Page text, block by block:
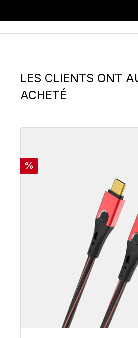
Ignorer la galerie de produits
LES CLIENTS ONT
ACHETÉ
Réduction
%